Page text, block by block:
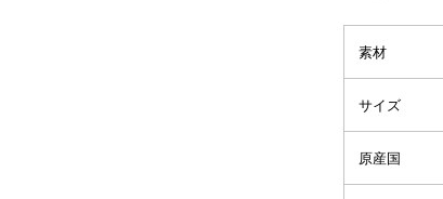
素材
サイズ
原産国